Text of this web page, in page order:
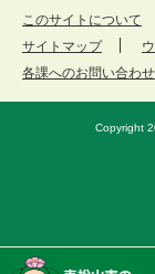
このサイトについて
サイトマップ
各課へのお問い合わせ
Copyright